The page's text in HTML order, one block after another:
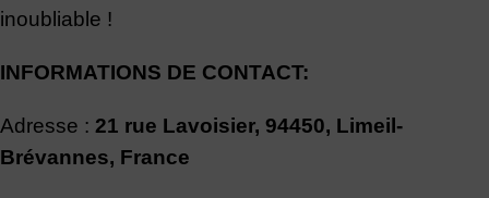
inoubliable !
INFORMATIONS DE CONTACT:
Adresse : 21 rue Lavoisier, 94450, Limeil-
Brévannes, France